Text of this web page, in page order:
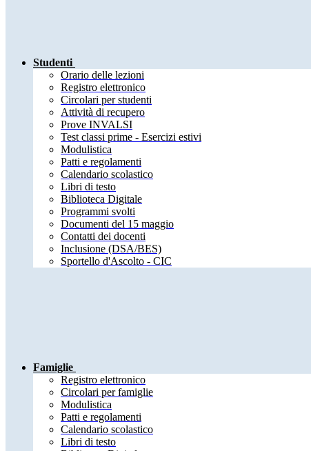
Studenti
Orario delle lezioni
Registro elettronico
Circolari per studenti
Attività di recupero
Prove INVALSI
Test classi prime - Esercizi estivi
Modulistica
Patti e regolamenti
Calendario scolastico
Libri di testo
Biblioteca Digitale
Programmi svolti
Documenti del 15 maggio
Contatti dei docenti
Inclusione (DSA/BES)
Sportello d'Ascolto - CIC
Famiglie
Registro elettronico
Circolari per famiglie
Modulistica
Patti e regolamenti
Calendario scolastico
Libri di testo